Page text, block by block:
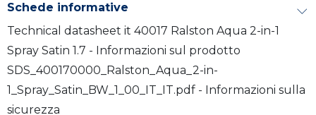
Schede informative
Technical datasheet it 40017 Ralston Aqua 2-in-1
Spray Satin 1.7 - Informazioni sul prodotto
SDS_400170000_Ralston_Aqua_2-in-
1_Spray_Satin_BW_1_00_IT_IT.pdf - Informazioni sulla
sicurezza